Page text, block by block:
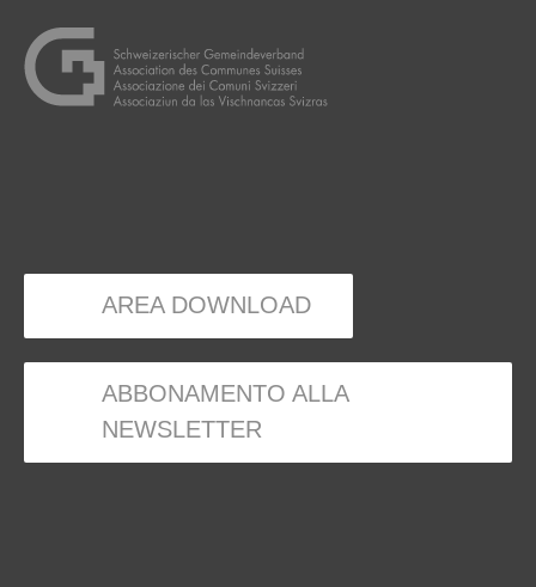
AREA DOWNLOAD
ABBONAMENTO ALLA
NEWSLETTER